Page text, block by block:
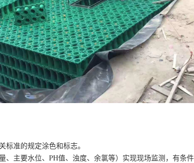
标准的规定涂色和标志。
、主要水位、PH值、浊度、余氯等）实现现场监测，有条